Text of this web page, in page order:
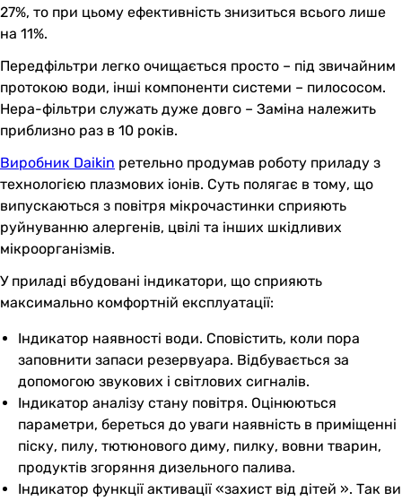
27%, то при цьому ефективність знизиться всього лише
на 11%.
Передфільтри легко очищається просто – під звичайним
протокою води, інші компоненти системи – пилососом.
Нера-фільтри служать дуже довго – Заміна належить
приблизно раз в 10 років.
Виробник Daikin ретельно продумав роботу приладу з
технологією плазмових іонів. Суть полягає в тому, що
випускаються з повітря мікрочастинки сприяють
руйнуванню алергенів, цвілі та інших шкідливих
мікроорганізмів.
У приладі вбудовані індикатори, що сприяють
максимально комфортній експлуатації:
Індикатор наявності води. Сповістить, коли пора
заповнити запаси резервуара. Відбувається за
допомогою звукових і світлових сигналів.
Індикатор аналізу стану повітря. Оцінюються
параметри, береться до уваги наявність в приміщенні
піску, пилу, тютюнового диму, пилку, вовни тварин,
продуктів згоряння дизельного палива.
Індикатор функції активації «захист від дітей ». Так ви